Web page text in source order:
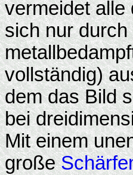
vermeidet alle
sich nur
vollständig)
dem das Bild
bei
Mit einem
große